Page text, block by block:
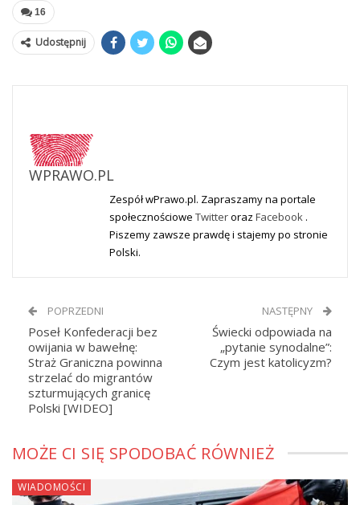
16
Udostępnij
WPRAWO.PL
Zespół wPrawo.pl. Zapraszamy na portale
społecznościowe Twitteroraz Facebook .
Piszemy zawsze prawdę i stajemy po stronie
Polski.
POPRZEDNI
Poseł Konfederacji bez
owijania w bawełnę:
Straż Graniczna powinna
strzelać do migrantów
szturmujących granicę
Polski [WIDEO]
NASTĘPNY
Świecki odpowiada na
„pytanie synodalne”:
Czym jest katolicyzm?
MOŻE CI SIĘ SPODOBAĆ RÓWNIEŻ
WIADOMOŚCI